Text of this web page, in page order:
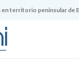
en territorio peninsular de